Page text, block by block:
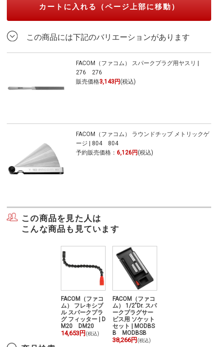
カートに入れる（ページ上部に移動）
この商品には下記のバリエーションがあります
FACOM（ファコム） スパークプラグ用ヤスリ |
276 276
販売価格3,143円 (税込)
FACOM（ファコム） ラウンドチップ メトリックゲ
ージ | 804 804
予約販売価格： 6,126円 (税込)
この商品を見た人は
こんな商品も見ています
FACOM（ファコ
ム） フレキシブ
ル スパークプラ
グ フィッター | D
M20 DM20
14,653円 (税込)
FACOM（ファコ
ム） 1/2"Dr. スパ
ークプラグサー
ビス用 ソケット
セット | MODBS
B MODBSB
38,266円 (税込)